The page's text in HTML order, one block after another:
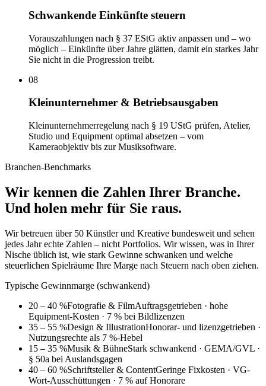
Schwankende Einkünfte steuern
Vorauszahlungen nach § 37 EStG aktiv anpassen und – wo
möglich – Einkünfte über Jahre glätten, damit ein starkes Jahr
Sie nicht in die Progression treibt.
08
Kleinunternehmer & Betriebsausgaben
Kleinunternehmerregelung nach § 19 UStG prüfen, Atelier,
Studio und Equipment optimal absetzen – vom
Kameraobjektiv bis zur Musiksoftware.
Branchen-Benchmarks
Wir kennen die Zahlen Ihrer Branche.
Und holen mehr für Sie raus.
Wir betreuen über 50 Künstler und Kreative bundesweit und sehen
jedes Jahr echte Zahlen – nicht Portfolios. Wir wissen, was in Ihrer
Nische üblich ist, wie stark Gewinne schwanken und welche
steuerlichen Spielräume Ihre Marge nach Steuern nach oben ziehen.
Typische Gewinnmarge (schwankend)
20 – 40 %Fotografie & FilmAuftragsgetrieben · hohe
Equipment-Kosten · 7 % bei Bildlizenzen
35 – 55 %Design & IllustrationHonorar- und lizenzgetrieben ·
Nutzungsrechte als 7 %-Hebel
15 – 35 %Musik & BühneStark schwankend · GEMA/GVL ·
§ 50a bei Auslandsgagen
40 – 60 %Schriftsteller & ContentGeringe Fixkosten · VG-
Wort-Ausschüttungen · 7 % auf Honorare